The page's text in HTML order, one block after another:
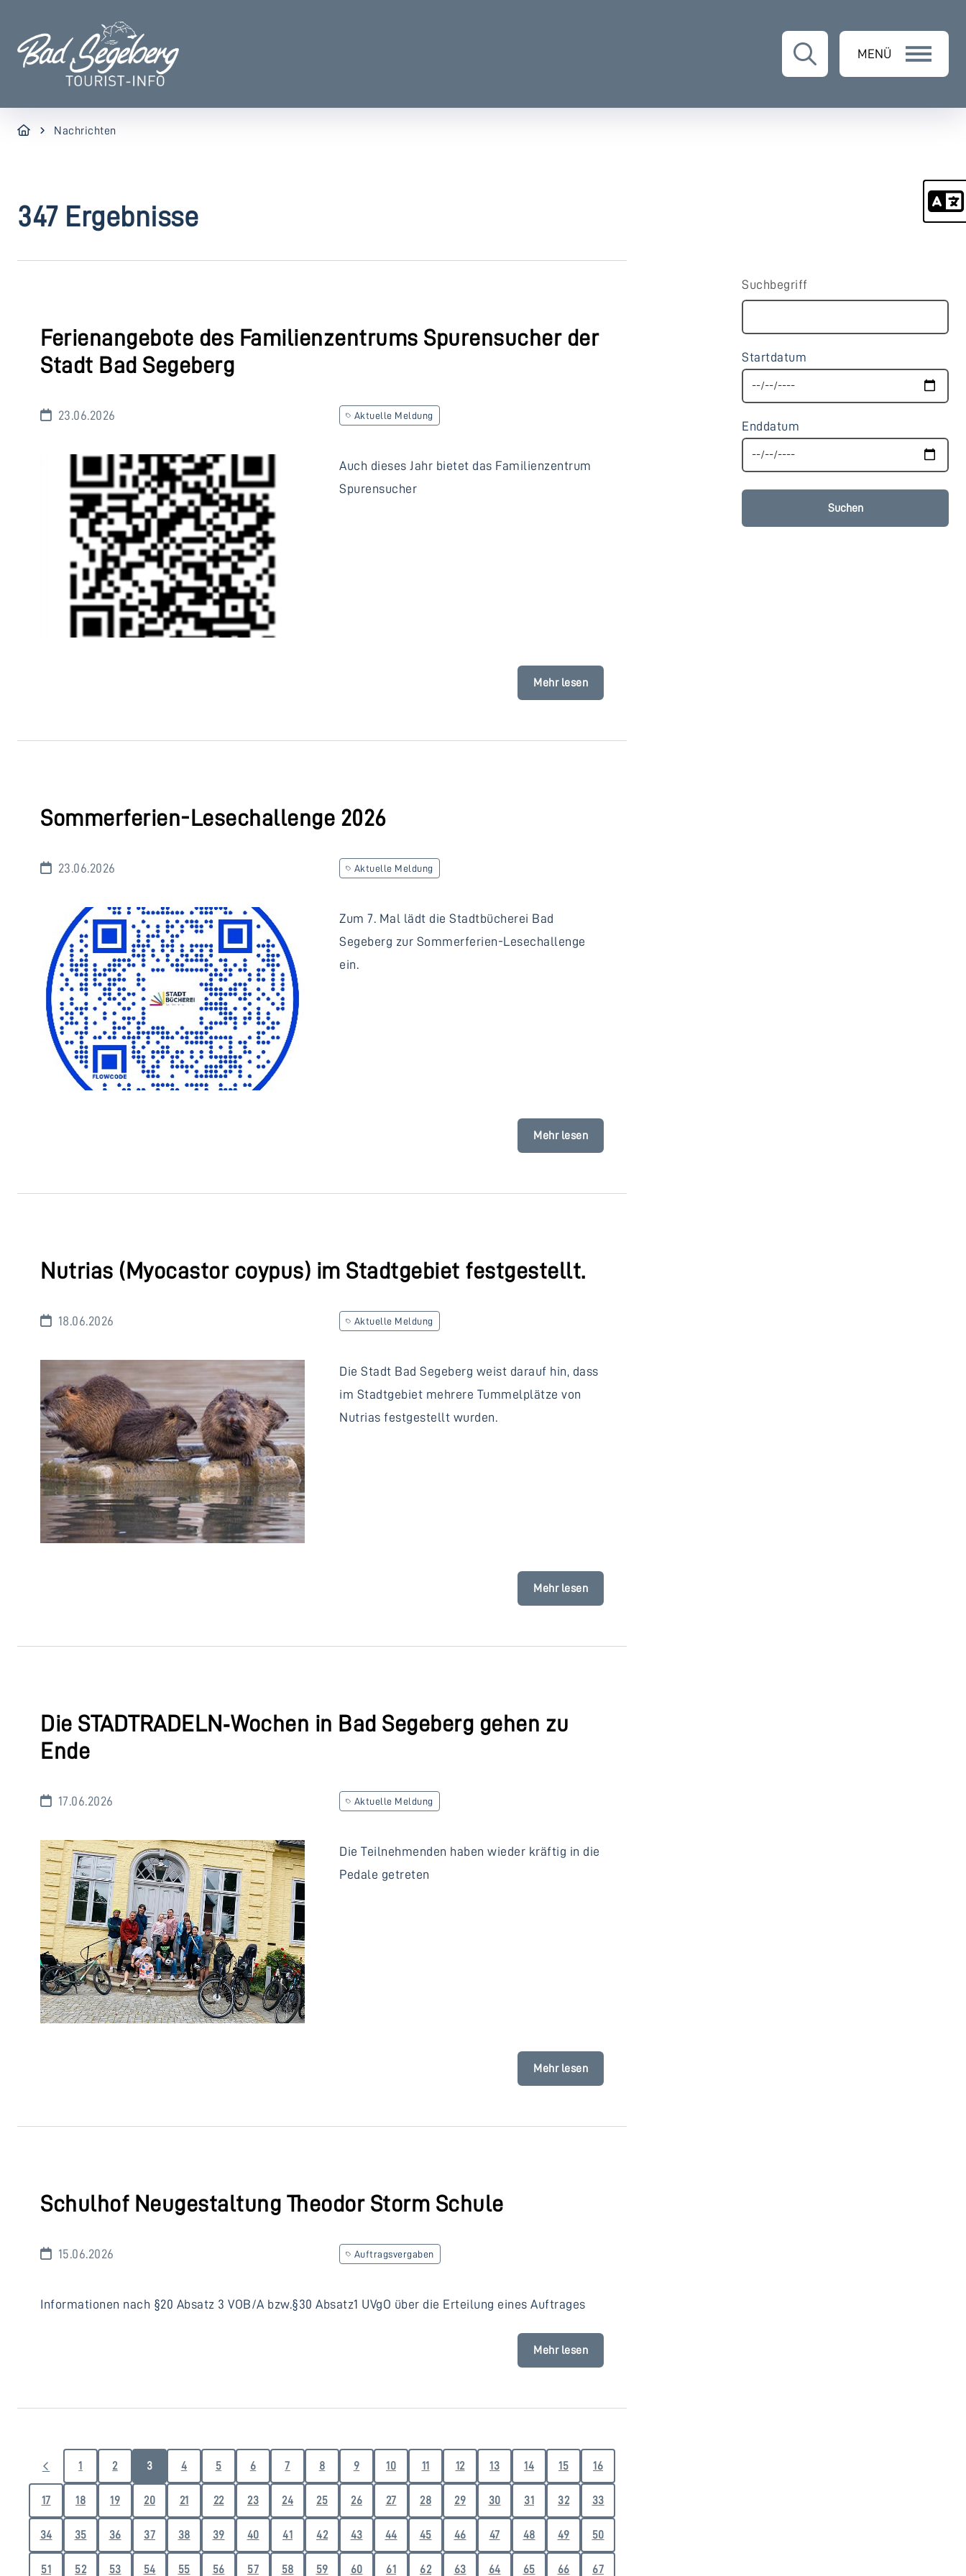
MENÜ
Nachrichten
347 Ergebnisse
Ferienangebote des Familienzentrums Spurensucher der
Stadt Bad Segeberg
23.06.2026 Aktuelle Meldung
Auch dieses Jahr bietet das Familienzentrum
Spurensucher
Mehr lesen
Sommerferien-Lesechallenge 2026
23.06.2026 Aktuelle Meldung
Zum 7. Mal lädt die Stadtbücherei Bad
Segeberg zur Sommerferien-Lesechallenge
ein.
Mehr lesen
Nutrias (Myocastor coypus) im Stadtgebiet festgestellt.
18.06.2026 Aktuelle Meldung
Die Stadt Bad Segeberg weist darauf hin, dass
im Stadtgebiet mehrere Tummelplätze von
Nutrias festgestellt wurden.
Mehr lesen
Die STADTRADELN‑Wochen in Bad Segeberg gehen zu
Ende
17.06.2026 Aktuelle Meldung
Die Teilnehmenden haben wieder kräftig in die
Pedale getreten
Mehr lesen
Schulhof Neugestaltung Theodor Storm Schule
15.06.2026 Auftragsvergaben
Informationen nach §20 Absatz 3 VOB/A bzw.§30 Absatz1 UVgO über die Erteilung eines Auftrages
Mehr lesen
1 2 3 4 5 6 7 8 9 10 11 12 13 14 15 16
17 18 19 20 21 22 23 24 25 26 27 28 29 30 31 32 33
34 35 36 37 38 39 40 41 42 43 44 45 46 47 48 49 50
51 52 53 54 55 56 57 58 59 60 61 62 63 64 65 66 67
Suchbegriff
Startdatum
Enddatum